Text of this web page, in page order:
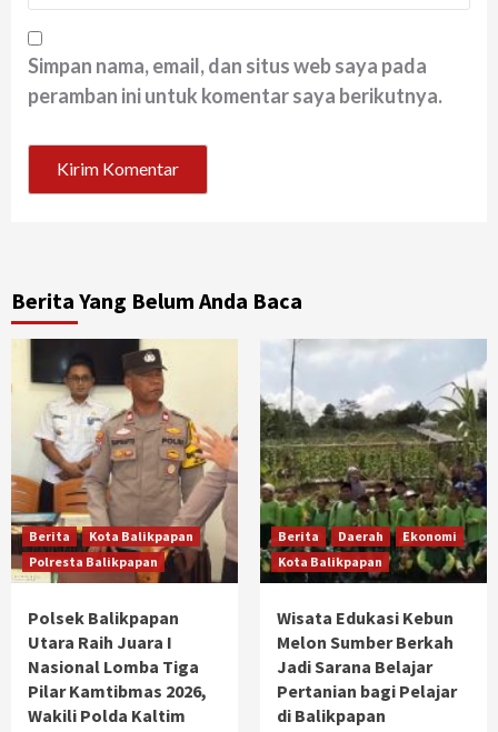
Simpan nama, email, dan situs web saya pada
peramban ini untuk komentar saya berikutnya.
Berita Yang Belum Anda Baca
Berita
Kota Balikpapan
Polresta Balikpapan
Polsek Balikpapan
Utara Raih Juara I
Nasional Lomba Tiga
Pilar Kamtibmas 2026,
Wakili Polda Kaltim
Berita Daerah
Ekonomi
Kota Balikpapan
Wisata Edukasi Kebun
Melon Sumber Berkah
Jadi Sarana Belajar
Pertanian bagi Pelajar
di Balikpapan